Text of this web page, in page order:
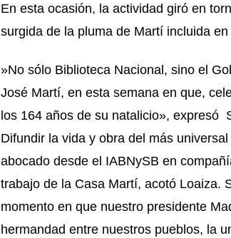
En esta ocasión, la actividad giró en
surgida de la pluma de Martí incluida
»No sólo Biblioteca Nacional, sino el
José Martí, en esta semana en que,
los 164 años de su natalicio», expresó
Difundir la vida y obra del más
abocado desde el IABNySB en
trabajo de la Casa Martí, acotó Loaiza.
momento en que nuestro presidente
hermandad entre nuestros pueblos, la